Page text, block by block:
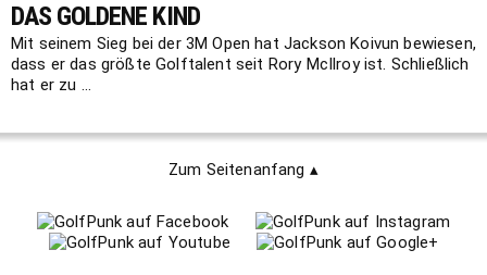
DAS GOLDENE KIND
Mit seinem Sieg bei der 3M Open hat Jackson Koivun bewiesen,
dass er das größte Golftalent seit Rory McIlroy ist. Schließlich
hat er zu ...
Zum Seitenanfang ▴